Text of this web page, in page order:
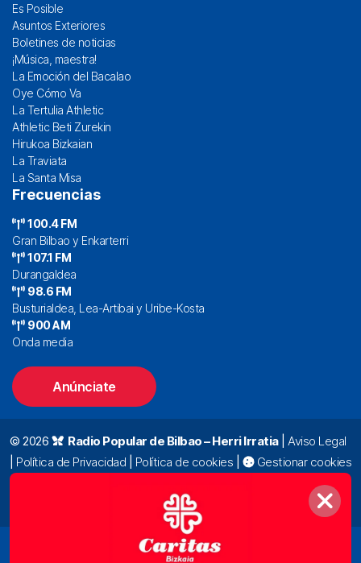
Es Posible
Asuntos Exteriores
Boletines de noticias
¡Música, maestra!
La Emoción del Bacalao
Oye Cómo Va
La Tertulia Athletic
Athletic Beti Zurekin
Hirukoa Bizkaian
La Traviata
La Santa Misa
Frecuencias
100.4 FM
Gran Bilbao y Enkarterri
107.1 FM
Durangaldea
98.6 FM
Busturialdea, Lea-Artibai y Uribe-Kosta
900 AM
Onda media
Anúnciate
© 2026 Radio Popular de Bilbao – Herri Irratia| Aviso Legal
Política de Privacidad Política de cookies
Gestionar cookies
Alda. Mazarredo, 47 – 7º 48009 Bilbao |
|